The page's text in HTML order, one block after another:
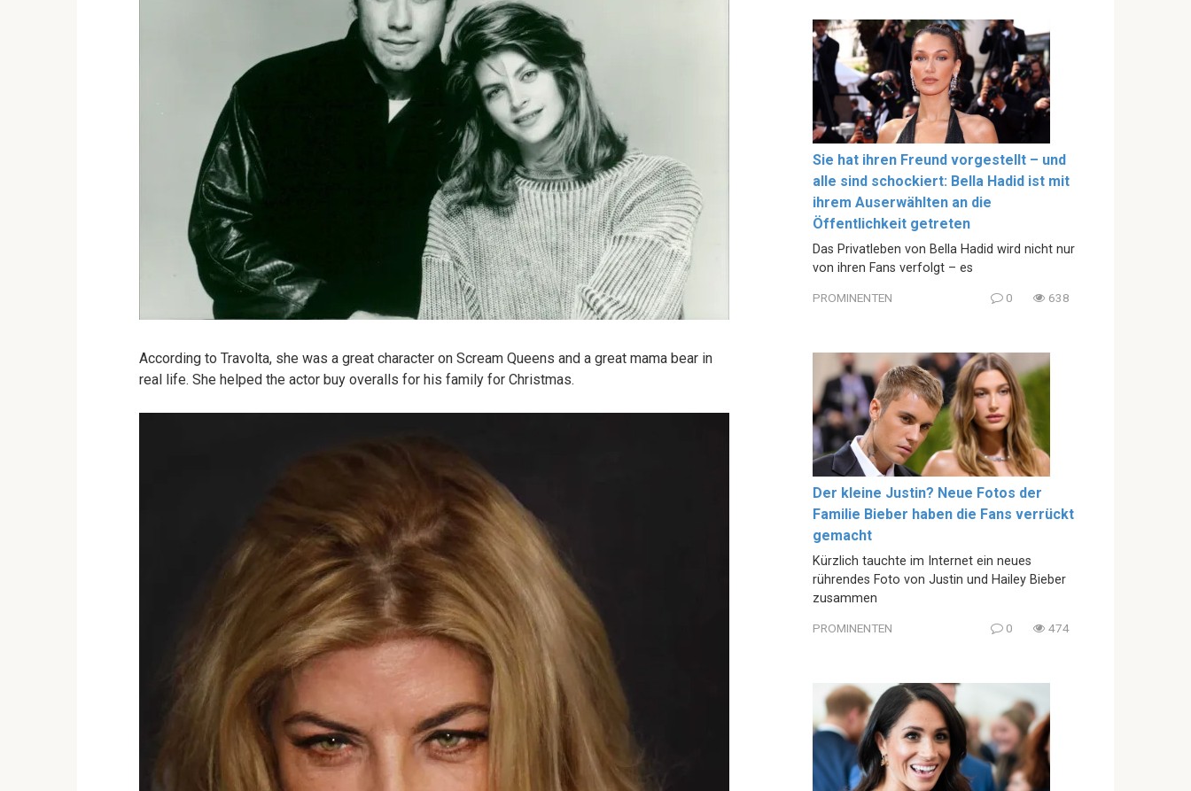
According to Travolta, she was a great character on Scream Queens and a great mama bear in
real life. She helped the actor buy overalls for his family for Christmas.
Sie hat ihren Freund vorgestellt – und
alle sind schockiert: Bella Hadid ist mit
ihrem Auserwählten an die
Öffentlichkeit getreten
Das Privatleben von Bella Hadid wird nicht nur
von ihren Fans verfolgt – es
PROMINENTEN 0 638
Der kleine Justin? Neue Fotos der
Familie Bieber haben die Fans verrückt
gemacht
Kürzlich tauchte im Internet ein neues
rührendes Foto von Justin und Hailey Bieber
zusammen
PROMINENTEN 0 474